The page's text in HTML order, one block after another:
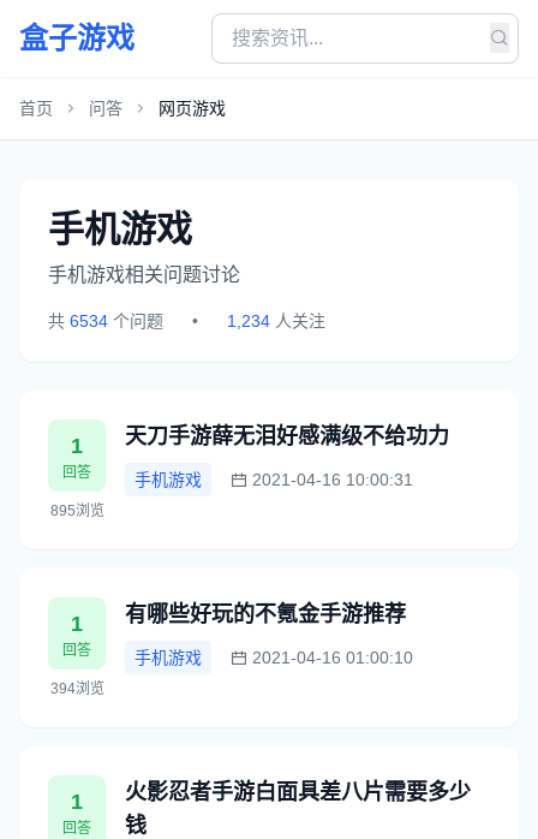
盒子游戏
首页 问答 网页游戏
手机游戏
手机游戏相关问题讨论
共 6534 个问题 • 1,234 人关注
1
回答
895浏览
天刀手游薛无泪好感满级不给功力
手机游戏 2021-04-16 10:00:31
1
回答
394浏览
有哪些好玩的不氪金手游推荐
手机游戏 2021-04-16 01:00:10
1
回答
火影忍者手游白面具差八片需要多少
钱